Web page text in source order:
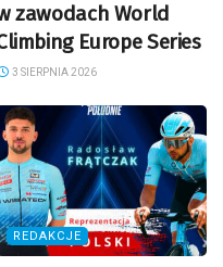
zawodach World
Europe Series
3 SIERPNIA 2026
REDAKCJE